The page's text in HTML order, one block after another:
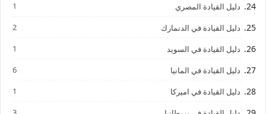
دليل القيادة المصري 1
دليل القيادة في الدنمارك 2
دليل القيادة في السويد 1
دليل القيادة في المانيا 6
دليل القيادة في اميركا 1